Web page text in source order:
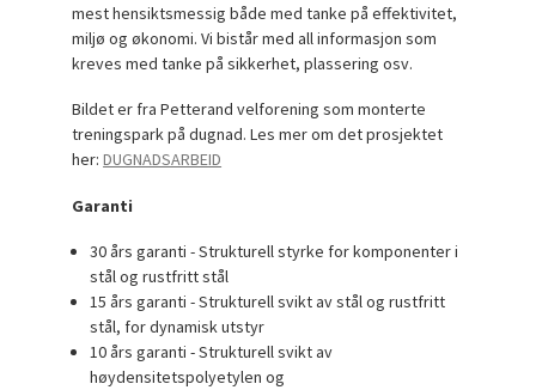
mest hensiktsmessig både med tanke på effektivitet,
miljø og økonomi. Vi bistår med all informasjon som
kreves med tanke på sikkerhet, plassering osv.
Bildet er fra Petterand velforening som monterte
treningspark på dugnad. Les mer om det prosjektet
her:DUGNADSARBEID
Garanti
30 års garanti - Strukturell styrke for komponenter i
stål og rustfritt stål
15 års garanti - Strukturell svikt av stål og rustfritt
stål, for dynamisk utstyr
10 års garanti - Strukturell svikt av
høydensitetspolyetylen og